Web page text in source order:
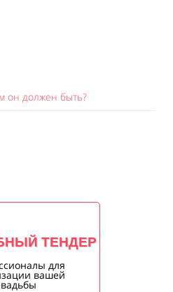
он должен быть?
ТЕНДЕР
для
вашей